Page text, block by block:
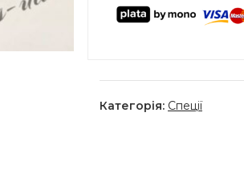
Категорія: Спеції